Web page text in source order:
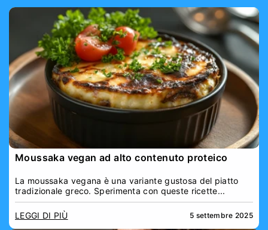
Moussaka vegan ad alto contenuto proteico
La moussaka vegana è una variante gustosa del piatto
tradizionale greco. Sperimenta con queste ricette...
LEGGI DI PIÙ 5 settembre 2025